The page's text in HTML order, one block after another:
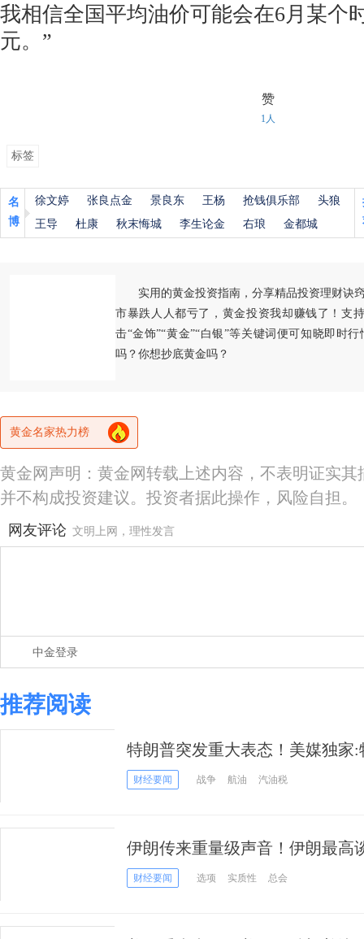
我相信全国平均油价可能会在6月某个
元。”
赞
1人
标签
名
博
徐文婷 张良点金 景良东 王杨 抢钱俱乐部
头狼
王导
杜康 秋末悔城 李生论金 右琅 金都城
实用的黄金投资指南，分享精品投资理财诀
市暴跌人人都亏了，黄金投资我却赚钱了！支
击“金饰”“黄金”“白银”等关键词便可知晓即时
吗？你想抄底黄金吗？
黄金名家热力榜
黄金网声明：黄金网转载上述内容，不表明证实
并不构成投资建议。投资者据此操作，风险自担。
网友评论 文明上网，理性发言
中金登录
推荐阅读
特朗普突发重大表态！美媒独家
内”暂停征收汽油税
财经要闻 战争 航油 汽油税
伊朗传来重量级声音！伊朗最高
所有选项做好准备”
财经要闻 选项 实质性 总会